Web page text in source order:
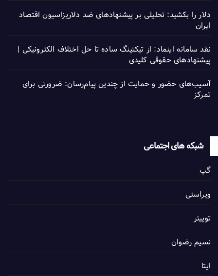
دلار را بکشید: تحلیلی بر پیشنهادهای ضد دلاریزاسیون اقتصاد
ایران
نقد سامانه اینماد: از تیکتینگ ساده تا حل اختلاف الکترونیکی |
پیشنهادهای حقوقی کلیدی
آسیب‌های حضور و حمایت از چندین پیام‌رسان: ضرورتی برای
تمرکز
شبکه های اجتماعی
گپ
ویراستی
توییتر
نسیم رضوان
ایتا